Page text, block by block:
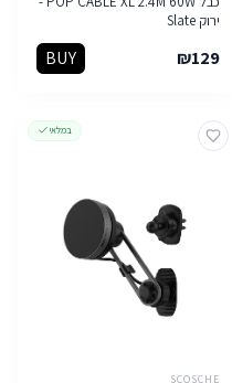
ירוק Slate
₪129
BUY
במלאי
SCOSCHE